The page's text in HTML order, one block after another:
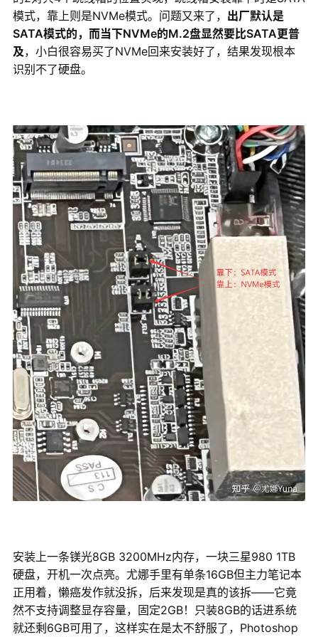
模式，靠上则是NVMe模式。问题又来了， 出厂默认是
SATA模式的，而当下NVMe的M.2盘显然要比SATA更普
及，小白很容易买了NVMe回来安装好了，结果发现根本
识别不了硬盘。
安装上一条镁光8GB 3200MHz内存，一块三星980 1TB
硬盘，开机一次点亮。尤娜手里有单条16GB但主力笔记本
正用着，懒癌发作就没拆，后来发现是真的该拆——它竟
然不支持调整显存容量，固定2GB！只装8GB的话进系统
就还剩6GB可用了，这样实在是太不舒服了，Photoshop